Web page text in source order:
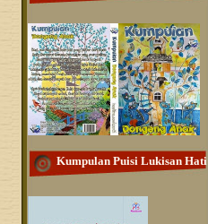
Kumpulan Puisi Lukisan Hati